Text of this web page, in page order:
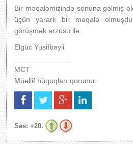
Bir məqaləmizində sonuna gəlmiş
üçün yararlı bir məqalə
görüşmək arzusu ilə.
Elgüc Yusifbəyli
MCT
Müəllif hüquqları qorunur.
Səs: +20.